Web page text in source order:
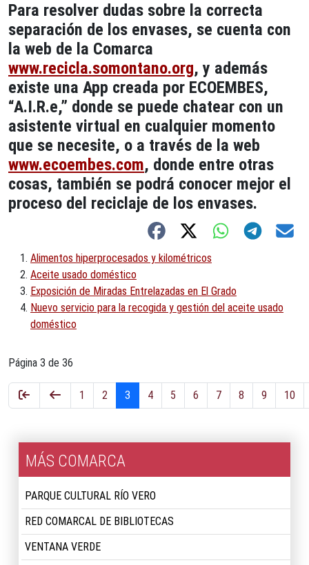
Para resolver dudas sobre la correcta
separación de los envases, se cuenta con
la web de la Comarca
www.recicla.somontano.org, y además
existe una App creada por ECOEMBES,
“A.I.R.e,” donde se puede chatear con un
asistente virtual en cualquier momento
que se necesite, o a través de la web
www.ecoembes.com, donde entre otras
cosas, también se podrá conocer mejor el
proceso del reciclaje de los envases.
Alimentos hiperprocesados y kilométricos
Aceite usado doméstico
Exposición de Miradas Entrelazadas en El Grado
Nuevo servicio para la recogida y gestión del aceite usado
doméstico
Página 3 de 36
1 2 3 4 5 6 7 8 9 10
MÁS COMARCA
PARQUE CULTURAL RÍO VERO
RED COMARCAL DE BIBLIOTECAS
VENTANA VERDE